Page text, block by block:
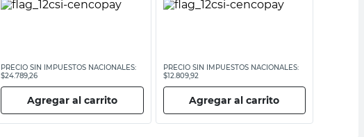
PRECIO SIN IMPUESTOS NACIONALES:
$24.789,26
Agregar al carrito
PRECIO SIN IMPUESTOS NACIONALES:
$12.809,92
Agregar al carrito